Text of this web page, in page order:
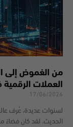
من الغموض إلى
العملات
17/06/2026
لسنوات عديدة، عُرف
الحديث. لقد كان فضاءً